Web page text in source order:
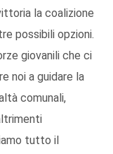
la coalizione
possibili opzioni.
giovanili che ci
noi a guidare la
comunali,
tutto il